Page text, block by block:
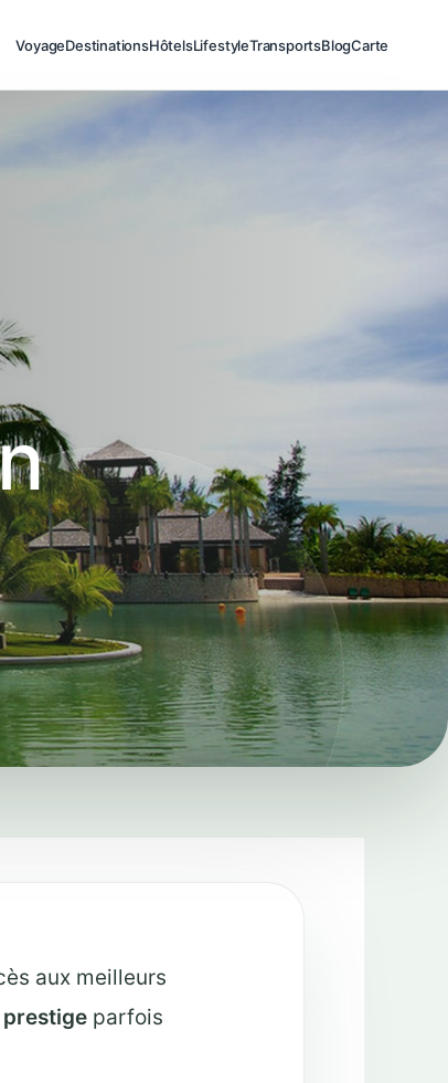
VoyageDestinationsHôtelsLifestyleTransportsBlogCarte
aux meilleurs
parfois